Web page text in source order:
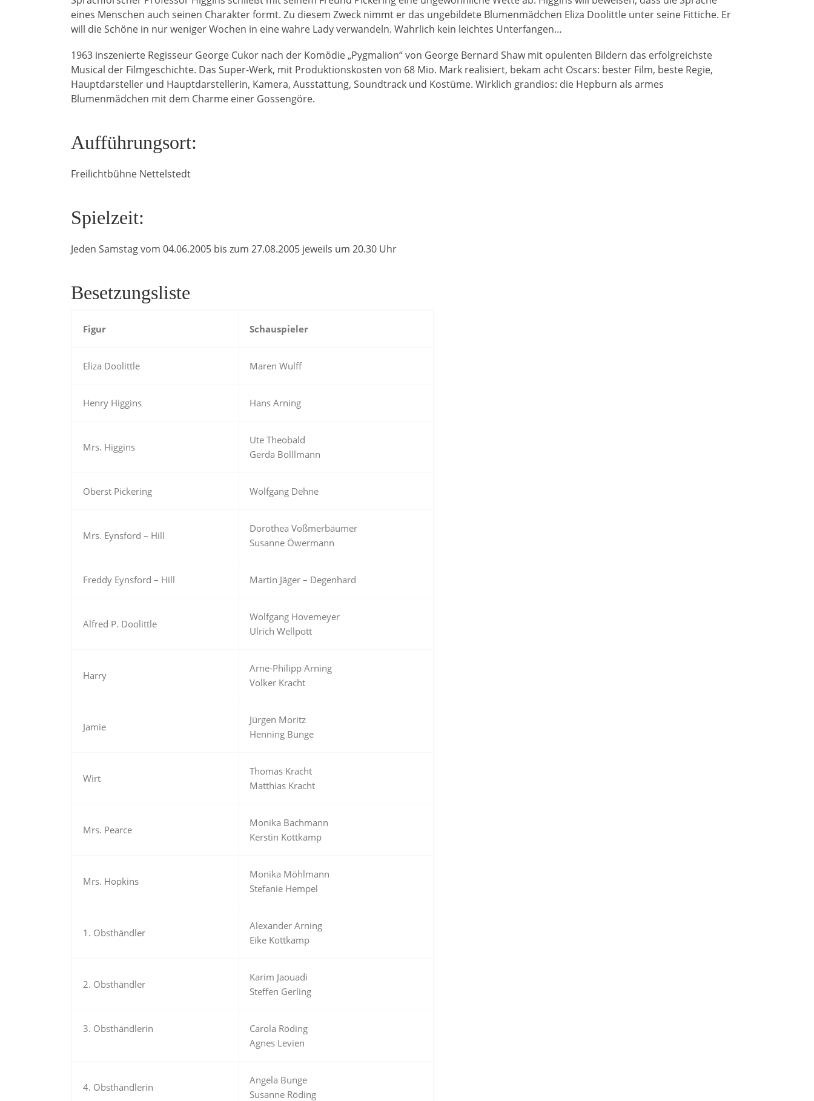
eines Menschen auch seinen Charakter formt. Zu diesem Zweck nimmt er das ungebildete Blumenmädchen Eliza Doolittle unter seine Fittiche. Er
will die Schöne in nur weniger Wochen in eine wahre Lady verwandeln. Wahrlich kein leichtes Unterfangen…
1963 inszenierte Regisseur George Cukor nach der Komödie „Pygmalion“ von George Bernard Shaw mit opulenten Bildern das erfolgreichste
Musical der Filmgeschichte. Das Super-Werk, mit Produktionskosten von 68 Mio. Mark realisiert, bekam acht Oscars: bester Film, beste Regie,
Hauptdarsteller und Hauptdarstellerin, Kamera, Ausstattung, Soundtrack und Kostüme. Wirklich grandios: die Hepburn als armes
Blumenmädchen mit dem Charme einer Gossengöre.
Aufführungsort:
Freilichtbühne Nettelstedt
Spielzeit:
Jeden Samstag vom 04.06.2005 bis zum 27.08.2005 jeweils um 20.30 Uhr
Besetzungsliste
Figur Schauspieler
Eliza Doolittle Maren Wulff
Henry Higgins Hans Arning
Mrs. Higgins
Ute Theobald
Gerda Bolllmann
Oberst Pickering Wolfgang Dehne
Mrs. Eynsford – Hill
Dorothea Voßmerbäumer
Susanne Öwermann
Freddy Eynsford – Hill Martin Jäger – Degenhard
Alfred P. Doolittle
Wolfgang Hovemeyer
Ulrich Wellpott
Harry
Arne-Philipp Arning
Volker Kracht
Jamie
Jürgen Moritz
Henning Bunge
Wirt
Thomas Kracht
Matthias Kracht
Mrs. Pearce
Monika Bachmann
Kerstin Kottkamp
Mrs. Hopkins
Monika Möhlmann
Stefanie Hempel
1. Obsthändler
Alexander Arning
Eike Kottkamp
2. Obsthändler
Karim Jaouadi
Steffen Gerling
3. Obsthändlerin
Carola Röding
Agnes Levien
4. Obsthändlerin
Angela Bunge
Susanne Röding